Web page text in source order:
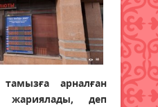
арналған
жариялады, деп